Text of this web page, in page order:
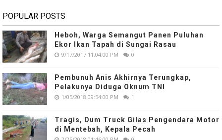
POPULAR POSTS
Heboh, Warga Semangut Panen Puluhan
Ekor Ikan Tapah di Sungai Rasau
9/17/2017 11:04:00 PM 0
Pembunuh Anis Akhirnya Terungkap,
Pelakunya Diduga Oknum TNI
1/05/2018 09:54:00 PM 1
Tragis, Dum Truck Gilas Pengendara Motor
di Mentebah, Kepala Pecah